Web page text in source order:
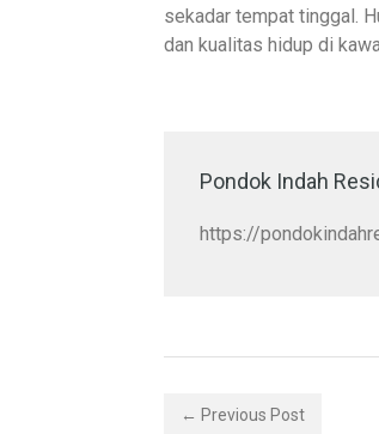
sekadar tempat tinggal.
dan kualitas hidup di
Pondok Indah
https://
← Previous Post